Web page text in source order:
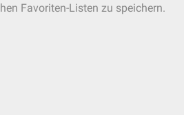
Favoriten-Listen zu speichern.